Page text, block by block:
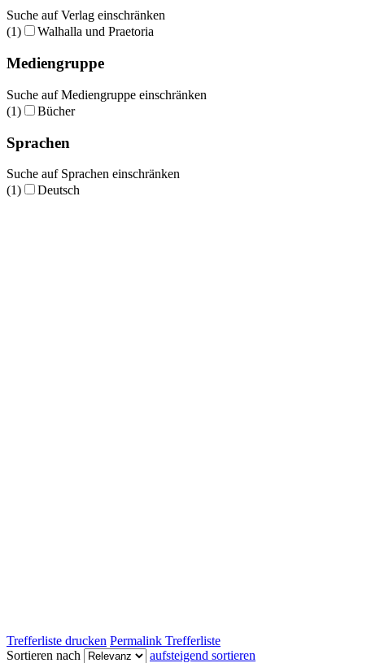
Suche auf Verlag einschränken
(1)
Walhalla und Praetoria
Mediengruppe
Suche auf Mediengruppe einschränken
(1)
Bücher
Sprachen
Suche auf Sprachen einschränken
(1)
Deutsch
Trefferliste drucken Permalink Trefferliste
Sortieren nach
aufsteigend sortieren